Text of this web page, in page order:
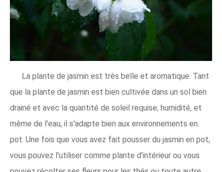
La plante de jasmin est très belle et aromatique. Tant
que la plante de jasmin est bien cultivée dans un sol bien
drainé et avec la quantité de soleil requise, humidité, et
même de l'eau, il s'adapte bien aux environnements en
pot. Une fois que vous avez fait pousser du jasmin en pot,
vous pouvez l'utiliser comme plante d'intérieur ou vous